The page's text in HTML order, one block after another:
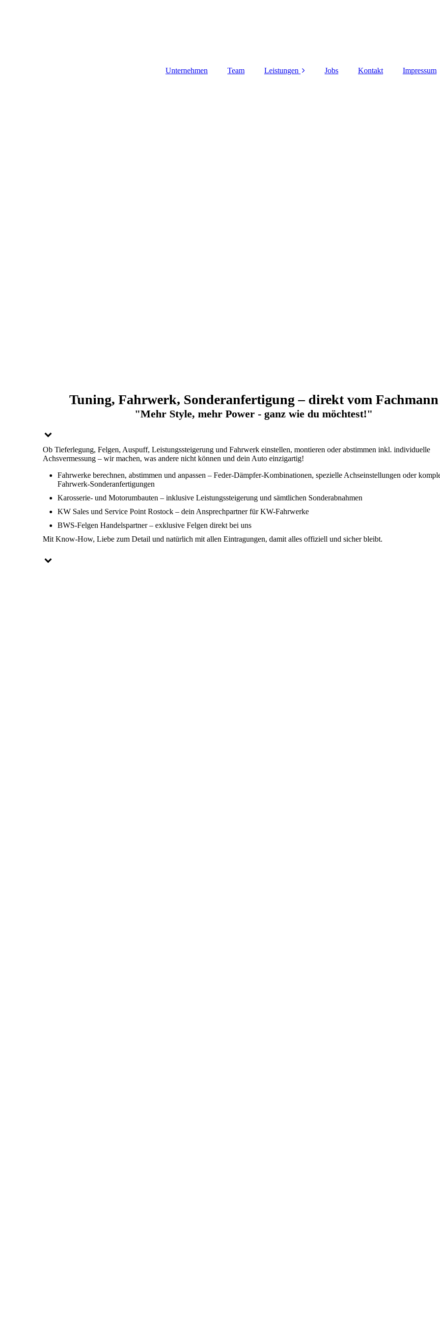
Unternehmen Team Leistungen Jobs Kontakt Impressum
Tuning, Fahrwerk, Sonderanfertigung – direkt vom Fachmann
"Mehr Style, mehr Power - ganz wie du möchtest!"
Ob Tieferlegung, Felgen, Auspuff, Leistungssteigerung und Fahrwerk einstellen, montieren oder abstimmen inkl. individuelle
Achsvermessung – wir machen, was andere nicht können und dein Auto einzigartig!
Fahrwerke berechnen, abstimmen und anpassen – Feder-Dämpfer-Kombinationen, spezielle Achseinstellungen oder
Fahrwerk-Sonderanfertigungen
Karosserie- und Motorumbauten – inklusive Leistungssteigerung und sämtlichen Sonderabnahmen
KW Sales und Service Point Rostock – dein Ansprechpartner für KW-Fahrwerke
BWS-Felgen Handelspartner – exklusive Felgen direkt bei uns
Mit Know-How, Liebe zum Detail und natürlich mit allen Eintragungen, damit alles offiziell und sicher bleibt.